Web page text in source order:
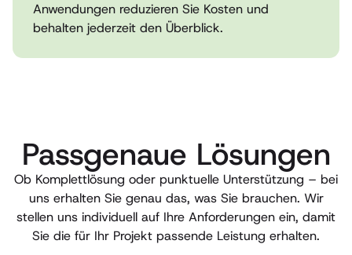
Anwendungen reduzieren Sie Kosten und
behalten jederzeit den Überblick.
Passgenaue Lösungen
Ob Komplettlösung oder punktuelle Unterstützung – bei
uns erhalten Sie genau das, was Sie brauchen. Wir
stellen uns individuell auf Ihre Anforderungen ein, damit
Sie die für Ihr Projekt passende Leistung erhalten.